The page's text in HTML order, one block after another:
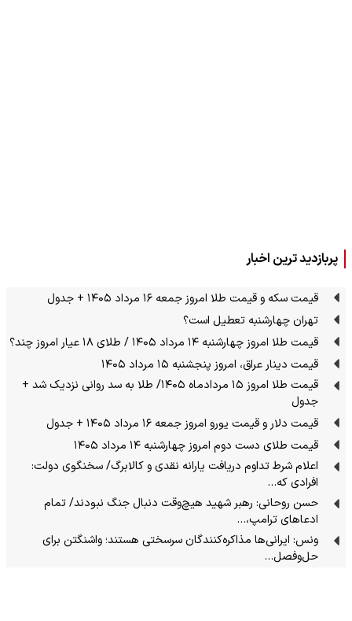
پربازدید ترین اخبار
قیمت سکه و قیمت طلا امروز جمعه ۱۶ مرداد ۱۴۰۵ + جدول
تهران چهارشنبه تعطیل است؟
قیمت طلا امروز چهارشنبه ۱۴ مرداد ۱۴۰۵ / طلای ۱۸ عیار امروز چند؟
قیمت دینار عراق، امروز پنجشنبه ۱۵ مرداد ۱۴۰۵
قیمت طلا امروز ۱۵ مردادماه ۱۴۰۵/ طلا به سد روانی نزدیک شد +
جدول
قیمت دلار و قیمت یورو امروز جمعه ۱۶ مرداد ۱۴۰۵ + جدول
قیمت طلای دست دوم امروز چهارشنبه ۱۴ مرداد ۱۴۰۵
اعلام شرط تداوم دریافت یارانه نقدی و کالابرگ/ سخنگوی دولت:
افرادی که…
حسن روحانی: رهبر شهید هیچ‌وقت دنبال جنگ نبودند/ تمام
ادعاهای ترامپ،…
ونس: ایرانی‌ها مذاکره‌کنندگان سرسختی هستند؛ واشنگتن برای
حل‌وفصل…